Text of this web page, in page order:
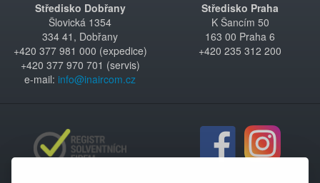
Středisko Dobřany
Šlovická 1354
334 41, Dobřany
+420 377 981 000 (expedice)
+420 377 970 701 (servis)
e-mail: info@inaircom.cz
Středisko Praha
K Šancím 50
163 00 Praha 6
+420 235 312 200